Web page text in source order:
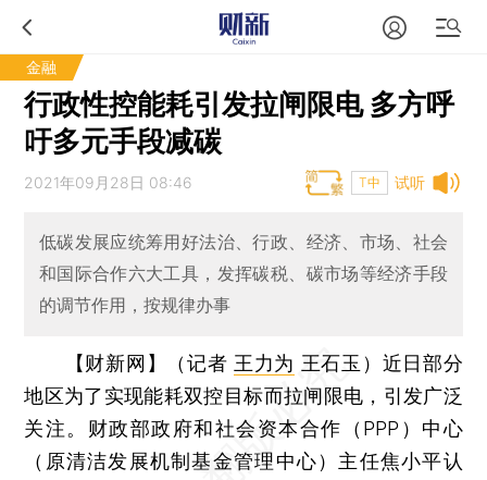
金融
行政性控能耗引发拉闸限电 多方呼
吁多元手段减碳
试听
2021年09月28日 08:46 T中
低碳发展应统筹用好法治、行政、经济、市场、社会
和国际合作六大工具，发挥碳税、碳市场等经济手段
的调节作用，按规律办事
【财新网】（记者 王力为 王石玉） 近日部分
地区为了实现能耗双控目标而拉闸限电，引发广泛
关注。财政部政府和社会资本合作（PPP）中心
（原清洁发展机制基金管理中心）主任焦小平认